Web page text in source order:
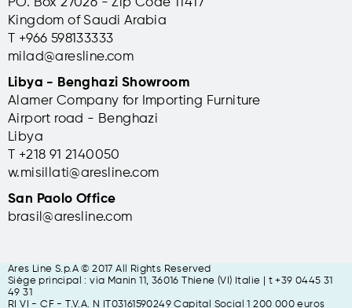
PO. Box 27026 - Zip Code 11417
Kingdom of Saudi Arabia
T +966 598133333
milad@aresline.com
Libya - Benghazi Showroom
Alamer Company for Importing Furniture
Airport road - Benghazi
Libya
T +218 91 2140050
w.misillati@aresline.com
San Paolo Office
brasil@aresline.com
Ares Line S.p.A © 2017 All Rights Reserved
Siège principal : via Manin 11, 36016 Thiene (VI) Italie | t +39 0445 31
49 31
RI VI - CF - T.V.A. N IT03161590249 Capital Social 1 200 000 euros